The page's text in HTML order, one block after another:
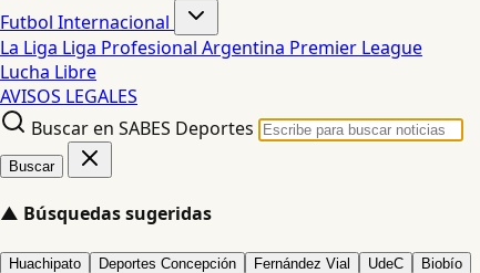
Futbol Internacional
La Liga Liga Profesional Argentina Premier League
Lucha Libre
AVISOS LEGALES
Buscar en SABES Deportes
Buscar
▲ Búsquedas sugeridas
Huachipato Deportes Concepción Fernández Vial UdeC Biobío